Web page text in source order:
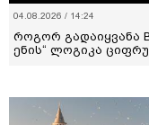
04.08.2026 / 14:24
როგორ გადაიყვანა
ენის“ ლოგიკა